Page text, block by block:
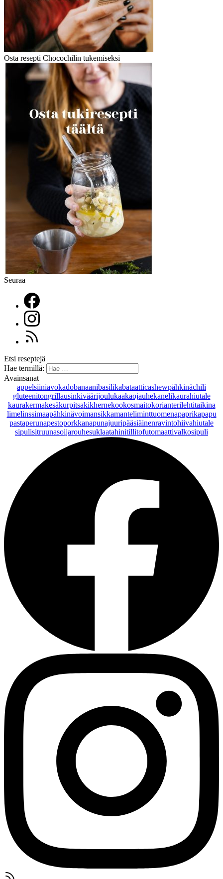
Osta resepti Chocochilin tukemiseksi
Seuraa
Etsi reseptejä
Hae termillä:
Avainsanat
appelsiiniavokadobanaanibasilikabataatticashewpähkinächili
gluteenitongrillausinkiväärijoulukaakaojauhekanelikaurahiutale
kaurakermakesäkurpitsakikhernekookosmaitokorianterilehtitaikina
limelinssimaapähkinävoimansikkamanteliminttuomenapaprikapapu
pastaperunapestoporkkanapunajuuripääsiäinenravintohiivahiutale
sipulisitruunasoijarouhesuklaatahinitillitofutomaattivalkosipuli